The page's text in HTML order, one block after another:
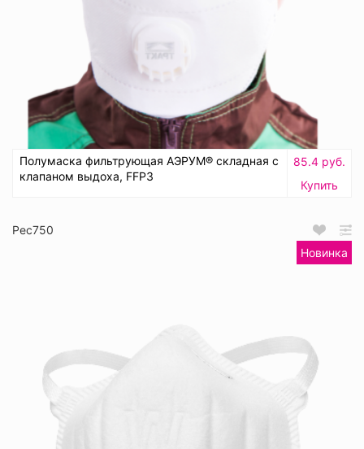
Полумаска фильтрующая АЭРУМ® складная с
клапаном выдоха, FFP3
85.4 руб.
Купить
Рес750
Новинка